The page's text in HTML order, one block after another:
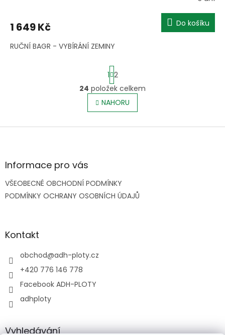
1 649 Kč Do košíku
RUČNÍ BAGR - VYBÍRÁNÍ ZEMINY
O
v
l
d
r
v
k
S
t
r
á
n
k
v
1 2
24 položek celkem
NAHORU
Z
aInformace pro vás
VŠEOBECNÉ OBCHODNÍ PODMÍNKY
PODMÍNKY OCHRANY OSOBNÍCH ÚDAJŮ
Kontakt
obchod@adh-ploty.cz
+420 776 146 778
Facebook ADH-PLOTY
adhploty
Vyhledávání